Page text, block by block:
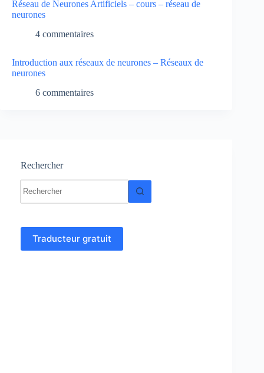
Réseau de Neurones Artificiels – cours – réseau de
neurones
4 commentaires
Introduction aux réseaux de neurones – Réseaux de
neurones
6 commentaires
Rechercher
résultat
Traducteur gratuit